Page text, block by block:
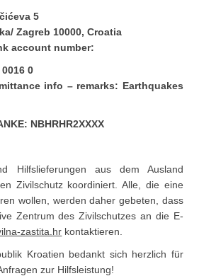
5
Zagreb 10000, Croatia
account number:
0016 0
info – remarks: Earthquakes
NBHRHR2XXXX
Hilfslieferungen aus dem Ausland
Zivilschutz koordiniert. Alle, die eine
wollen, werden daher gebeten, dass
Zentrum des Zivilschutzes an die E-
zastita.hr kontaktieren.
Kroatien bedankt sich herzlich für
zur Hilfsleistung!